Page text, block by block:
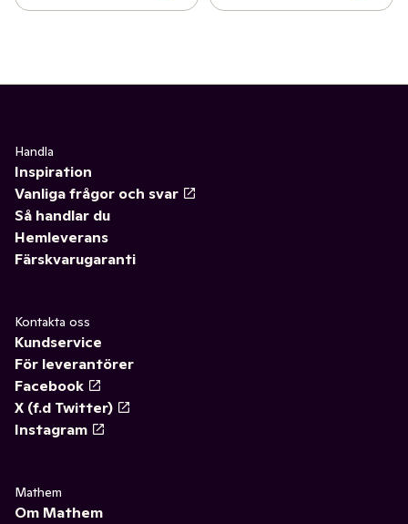
Handla
Inspiration
Vanliga frågor och svar
Så handlar du
Hemleverans
Färskvarugaranti
Kontakta oss
Kundservice
För leverantörer
Facebook
X (f.d Twitter)
Instagram
Mathem
Om Mathem